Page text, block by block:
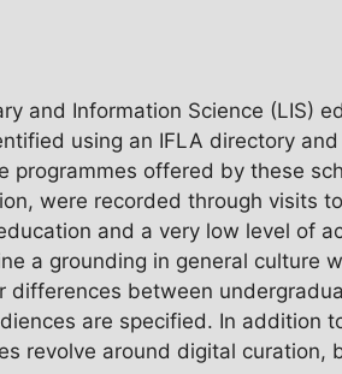
and Information Science (LIS)
using an IFLA directory
offered by these
were recorded through visits
and a very low level of
a grounding in general culture
differences between
are specified. In addition
revolve around digital curation,